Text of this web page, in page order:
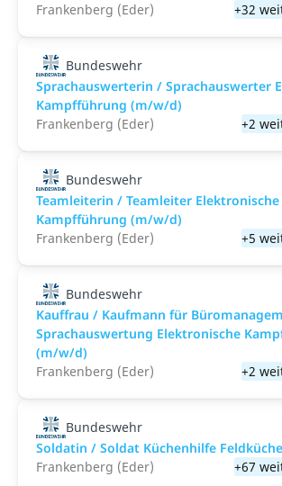
Frankenberg (Eder)
+32
Bundeswehr
Sprachauswerterin / Sprachauswerter
Kampfführung (m/w/d)
Frankenberg (Eder)
+2
Bundeswehr
Teamleiterin / Teamleiter Elektronische
Kampfführung (m/w/d)
Frankenberg (Eder)
+5
Bundeswehr
Kauffrau / Kaufmann für
Sprachauswertung Elektronische
(m/w/d)
Frankenberg (Eder)
+2
Bundeswehr
Soldatin / Soldat Küchenhilfe
Frankenberg (Eder)
+67